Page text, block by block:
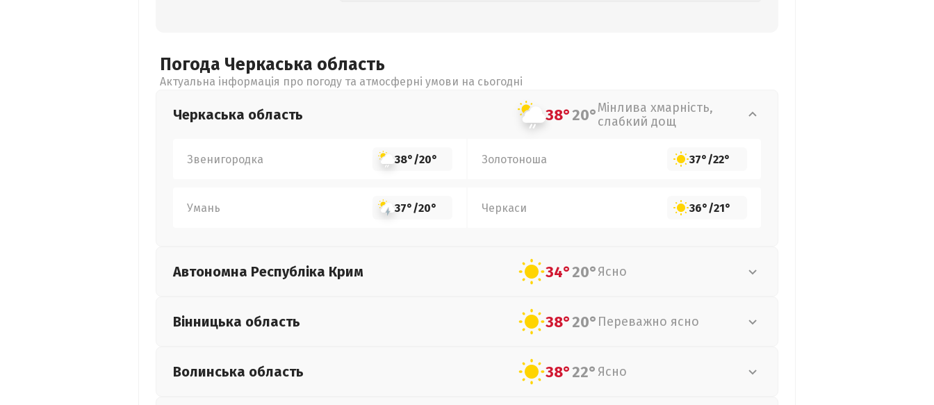
Погода Черкаська область
Актуальна інформація про погоду та атмосферні умови на сьогодні
Черкаська область 38°20°Мінлива хмарність,
слабкий дощ
Звенигородка 38°/20° Золотоноша 37°/22°
Умань 37°/20° Черкаси 36°/21°
Автономна Республіка Крим 34°20°Ясно
Вінницька область 38°20° Переважно ясно
Волинська область 38°22° Ясно